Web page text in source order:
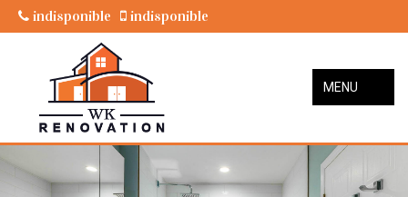
indisponible indisponible
MENU